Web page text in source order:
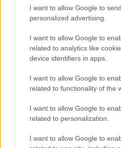
I want to allow Google to
personalized advertising.
I want to allow Google to
related to analytics like
device identifiers in apps.
I want to allow Google to
related to functionality of the
I want to allow Google to
related to personalization.
I want to allow Google to
A GTA 6 körüli várakozás
Több beszámoló szerint a
YouTuber és stábja
hogy valamilyen módon
Theft Auto VI-ról. A
leleplezés, rendőrségi
a Portal Viciados
ahogy belépnek a Rockstar